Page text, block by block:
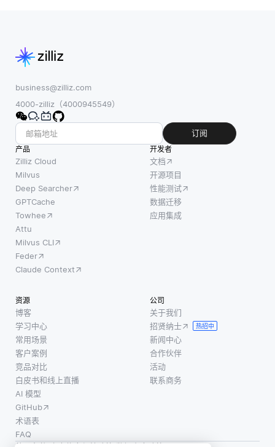
business@zilliz.com
4000-zilliz（4000945549）
订阅
产品
Zilliz Cloud
Milvus
Deep Searcher
GPTCache
Towhee
Attu
Milvus CLI
Feder
Claude Context
开发者
文档
开源项目
性能测试
数据迁移
应用集成
资源
博客
学习中心
常用场景
客户案例
竞品对比
白皮书和线上直播
AI 模型
GitHub
术语表
FAQ
公司
关于我们
招贤纳士
热招中
新闻中心
合作伙伴
活动
联系商务